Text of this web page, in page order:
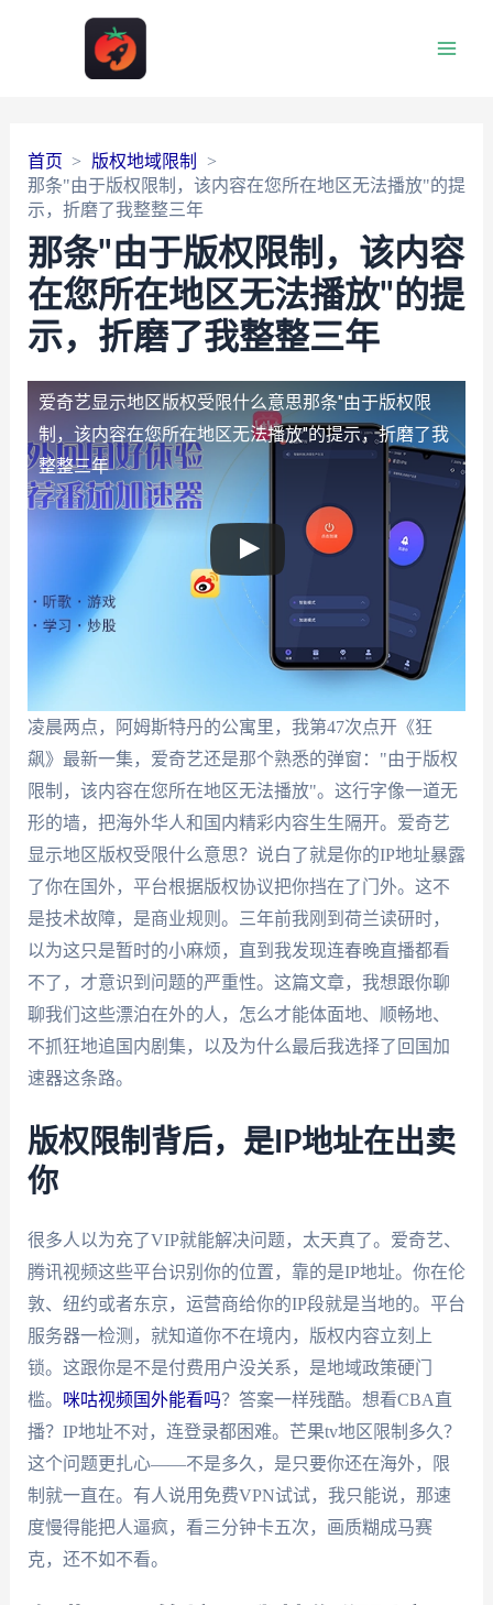
首页
版权地域限制
那条"由于版权限制，该内容在您所在地区无法播放"的提
示，折磨了我整整三年
那条"由于版权限制，该内容
在您所在地区无法播放"的提
示，折磨了我整整三年
爱奇艺显示地区版权受限什么意思那条"由于版权限
制，该内容在您所在地区无法播放"的提示，折磨了我
整整三年
凌晨两点，阿姆斯特丹的公寓里，我第47次点开《狂
飙》最新一集，爱奇艺还是那个熟悉的弹窗："由于版权
限制，该内容在您所在地区无法播放"。这行字像一道无
形的墙，把海外华人和国内精彩内容生生隔开。爱奇艺
显示地区版权受限什么意思？说白了就是你的IP地址暴露
了你在国外，平台根据版权协议把你挡在了门外。这不
是技术故障，是商业规则。三年前我刚到荷兰读研时，
以为这只是暂时的小麻烦，直到我发现连春晚直播都看
不了，才意识到问题的严重性。这篇文章，我想跟你聊
聊我们这些漂泊在外的人，怎么才能体面地、顺畅地、
不抓狂地追国内剧集，以及为什么最后我选择了回国加
速器这条路。
版权限制背后，是IP地址在出卖
你
很多人以为充了VIP就能解决问题，太天真了。爱奇艺、
腾讯视频这些平台识别你的位置，靠的是IP地址。你在伦
敦、纽约或者东京，运营商给你的IP段就是当地的。平台
服务器一检测，就知道你不在境内，版权内容立刻上
锁。这跟你是不是付费用户没关系，是地域政策硬门
槛。 咪咕视频国外能看吗？答案一样残酷。想看CBA直
播？IP地址不对，连登录都困难。芒果tv地区限制多久？
这个问题更扎心——不是多久，是只要你还在海外，限
制就一直在。有人说用免费VPN试试，我只能说，那速
度慢得能把人逼疯，看三分钟卡五次，画质糊成马赛
克，还不如不看。